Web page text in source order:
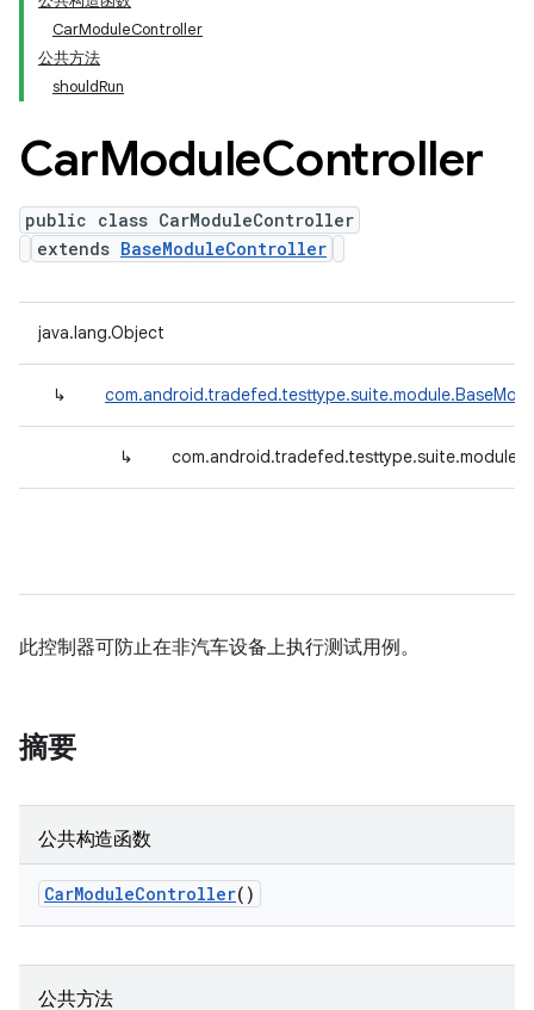
CarModuleController
公共方法
shouldRun
CarModuleController
public class CarModuleController
extends BaseModuleController
java.lang.Object
↳
↳
此控制器可防止在非汽车设备上执行测试用例。
摘要
公共构造函数
CarModuleController()
公共方法